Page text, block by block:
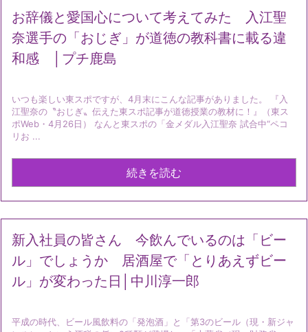
お辞儀と愛国心について考えてみた 入江聖
奈選手の「おじぎ」が道徳の教科書に載る違
和感 │プチ鹿島
いつも楽しい東スポですが、4月末にこんな記事がありました。 『入
江聖奈の〝おじぎ〟伝えた東スポ記事が道徳授業の教材に！』（東ス
ポWeb・4月26日） なんと東スポの「金メダル入江聖奈 試合中“ペコ
リお ...
続きを読む
新入社員の皆さん 今飲んでいるのは「ビー
ル」でしょうか 居酒屋で「とりあえずビー
ル」が変わった日│中川淳一郎
平成の時代、ビール風飲料の「発泡酒」と「第3のビール（現・新ジャ